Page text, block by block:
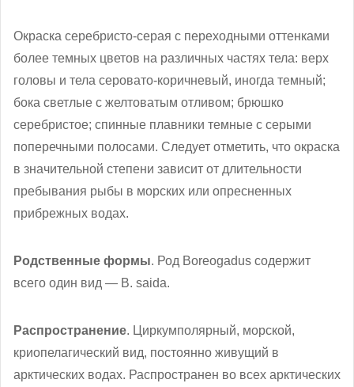
Окраска серебристо-серая с переходными оттенками
более темных цветов на различных частях тела: верх
головы и тела серовато-коричневый, иногда темный;
бока светлые с желтоватым отливом; брюшко
серебристое; спинные плавники темные с серыми
поперечными полосами. Следует отметить, что окраска
в значительной степени зависит от длительности
пребывания рыбы в морских или опресненных
прибрежных водах.
Родственные формы. Род Boreogadus содержит
всего один вид — В. saida.
Распространение. Циркумполярный, морской,
криопелагический вид, постоянно живущий в
арктических водах. Распространен во всех арктических